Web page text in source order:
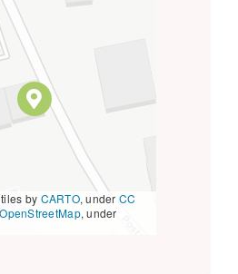
by CARTO, underCC
OpenStreetMap, under